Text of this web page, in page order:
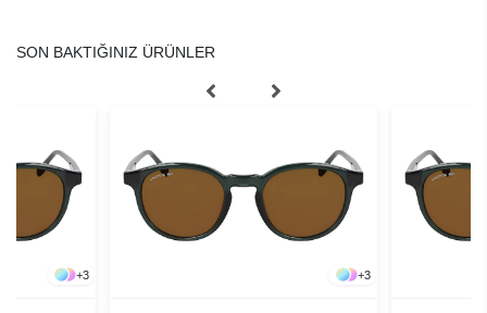
SON BAKTIĞINIZ ÜRÜNLER
+3 +3